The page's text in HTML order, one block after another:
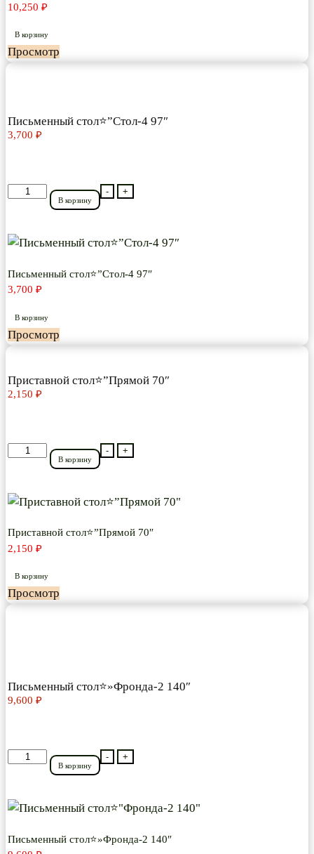
10,250 ₽
В корзину
Просмотр
Письменный стол⭐”Стол-4 97″
3,700 ₽
-
Количество
стол⭐”Стол-4
+
В корзину
Письменный стол⭐”Стол-4 97″
3,700 ₽
В корзину
Просмотр
Приставной стол⭐”Прямой 70″
2,150 ₽
-
Количество
стол⭐”Прямой
+
В корзину
Приставной стол⭐”Прямой 70″
2,150 ₽
В корзину
Просмотр
Письменный стол⭐»Фронда-2 140″
9,600 ₽
-
Количество
стол⭐"Фронда-2
+
В корзину
Письменный стол⭐»Фронда-2 140″